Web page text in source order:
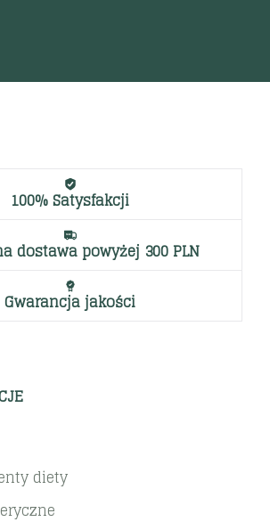
100% Satysfakcji
dostawa powyżej 300 PLN
Gwarancja jakości
diety